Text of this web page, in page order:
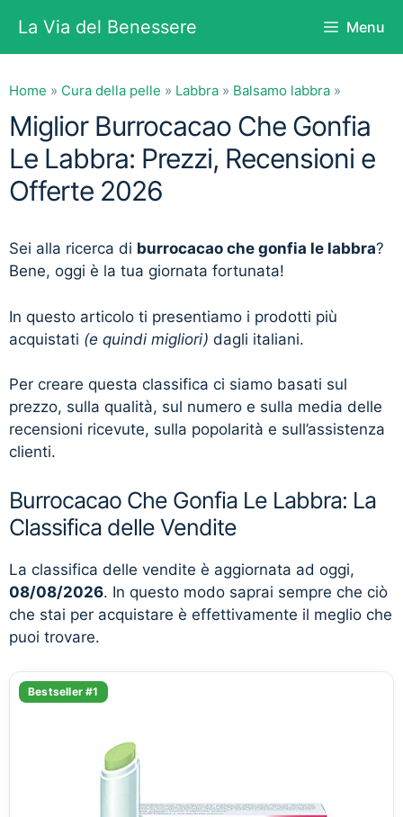
contenuto
La Via del Benessere Menu
Home » Cura della pelle » Labbra » Balsamo labbra »
Miglior Burrocacao Che Gonfia
Le Labbra: Prezzi, Recensioni e
Offerte 2026
Sei alla ricerca di burrocacao che gonfia le labbra?
Bene, oggi è la tua giornata fortunata!
In questo articolo ti presentiamo i prodotti più
acquistati (e quindi migliori) dagli italiani.
Per creare questa classifica ci siamo basati sul
prezzo, sulla qualità, sul numero e sulla media delle
recensioni ricevute, sulla popolarità e sull’assistenza
clienti.
Burrocacao Che Gonfia Le Labbra: La
Classifica delle Vendite
La classifica delle vendite è aggiornata ad oggi,
08/08/2026. In questo modo saprai sempre che ciò
che stai per acquistare è effettivamente il meglio che
puoi trovare.
Bestseller #1